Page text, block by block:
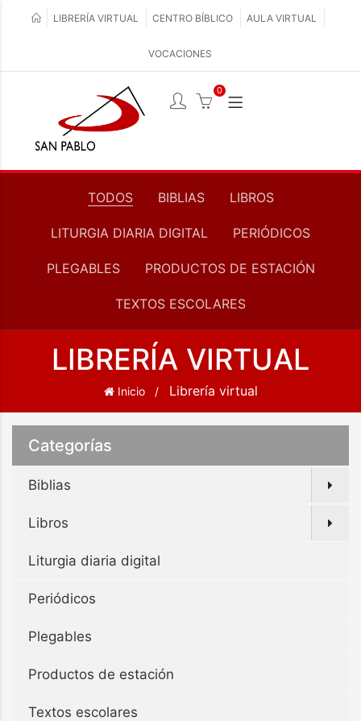
LIBRERÍA VIRTUAL CENTRO BÍBLICO AULA VIRTUAL
VOCACIONES
0
TODOS BIBLIAS LIBROS
LITURGIA DIARIA DIGITAL PERIÓDICOS
PLEGABLES PRODUCTOS DE ESTACIÓN
TEXTOS ESCOLARES
LIBRERÍA VIRTUAL
Inicio Librería virtual
Categorías
Biblias
Libros
Liturgia diaria digital
Periódicos
Plegables
Productos de estación
Textos escolares